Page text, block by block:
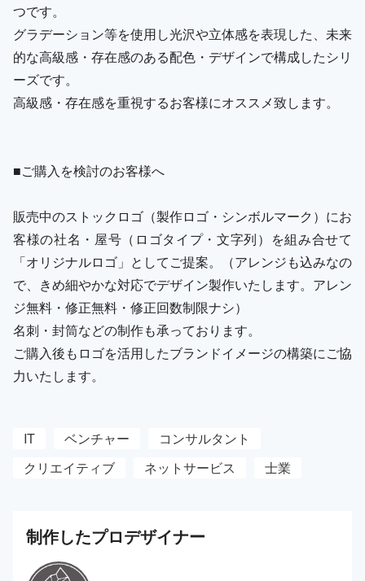
つです。
グラデーション等を使用し光沢や立体感を表現した、未来
的な高級感・存在感のある配色・デザインで構成したシリ
ーズです。
高級感・存在感を重視するお客様にオススメ致します。
■ご購入を検討のお客様へ
販売中のストックロゴ（製作ロゴ・シンボルマーク）にお
客様の社名・屋号（ロゴタイプ・文字列）を組み合せて
「オリジナルロゴ」としてご提案。（アレンジも込みなの
で、きめ細やかな対応でデザイン製作いたします。アレン
ジ無料・修正無料・修正回数制限ナシ）
名刺・封筒などの制作も承っております。
ご購入後もロゴを活用したブランドイメージの構築にご協
力いたします。
IT ベンチャー
コンサルタント
クリエイティブ
ネットサービス 士業
制作したプロデザイナー